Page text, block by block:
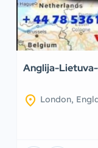
Anglija-
location_on London,